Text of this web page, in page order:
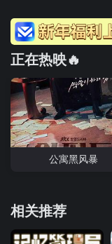
正在热映🔥
公寓黑风暴
相关推荐